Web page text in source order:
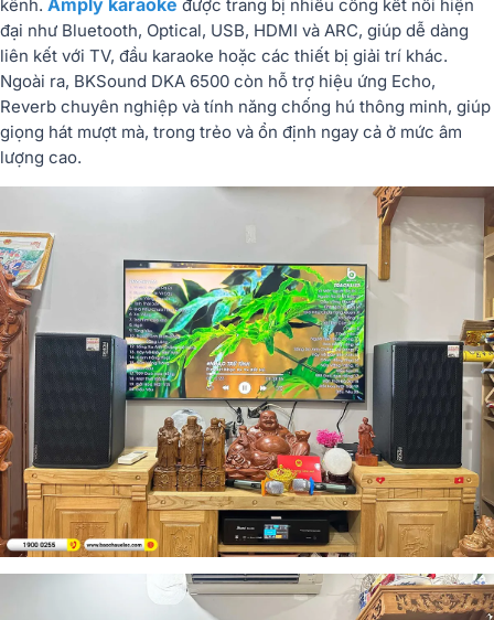
kênh. Amply karaoke được trang bị nhiều cổng kết nối hiện
đại như Bluetooth, Optical, USB, HDMI và ARC, giúp dễ dàng
liên kết với TV, đầu karaoke hoặc các thiết bị giải trí khác.
Ngoài ra, BKSound DKA 6500 còn hỗ trợ hiệu ứng Echo,
Reverb chuyên nghiệp và tính năng chống hú thông minh, giúp
giọng hát mượt mà, trong trẻo và ổn định ngay cả ở mức âm
lượng cao.